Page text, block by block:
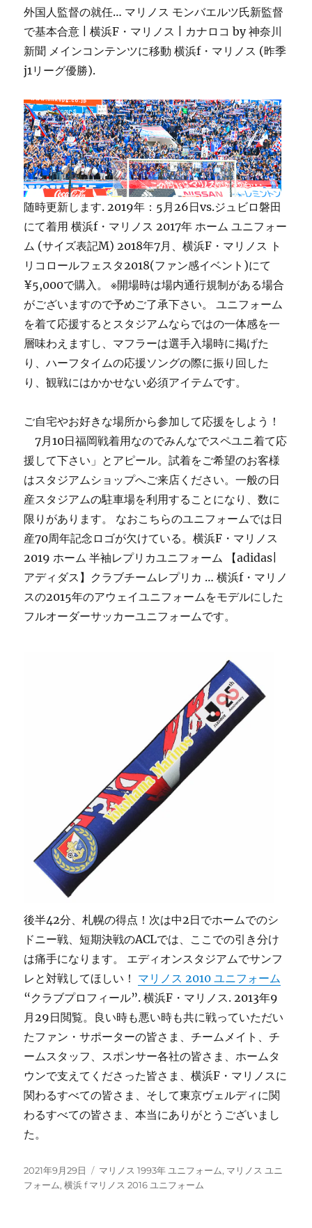
外国人監督の就任… マリノス モンバエルツ氏新監督
で基本合意 | 横浜F・マリノス | カナロコ by 神奈川
新聞 メインコンテンツに移動 横浜f・マリノス (昨季
j1リーグ優勝).
随時更新します. 2019年：5月26日vs.ジュビロ磐田
にて着用 横浜f・マリノス 2017年 ホーム ユニフォー
ム (サイズ表記M) 2018年7月、横浜F・マリノス ト
リコロールフェスタ2018(ファン感イベント)にて
¥5,000で購入。 ※開場時は場内通行規制がある場合
がございますので予めご了承下さい。 ユニフォーム
を着て応援するとスタジアムならではの一体感を一
層味わえますし、マフラーは選手入場時に掲げた
り、ハーフタイムの応援ソングの際に振り回した
り、観戦にはかかせない必須アイテムです。
ご自宅やお好きな場所から参加して応援をしよう！
7月10日福岡戦着用なのでみんなでスペユニ着て応
援して下さい」とアピール。試着をご希望のお客様
はスタジアムショップへご来店ください。一般の日
産スタジアムの駐車場を利用することになり、数に
限りがあります。 なおこちらのユニフォームでは日
産70周年記念ロゴが欠けている。横浜F・マリノス
2019 ホーム 半袖レプリカユニフォーム 【adidas|
アディダス】クラブチームレプリカ … 横浜f・マリノ
スの2015年のアウェイユニフォームをモデルにした
フルオーダーサッカーユニフォームです。
後半42分、札幌の得点！次は中2日でホームでのシ
ドニー戦、短期決戦のACLでは、ここでの引き分け
は痛手になります。 エディオンスタジアムでサンフ
レと対戦してほしい！ マリノス 2010 ユニフォーム
“クラブプロフィール”. 横浜F・マリノス. 2013年9
月29日閲覧。良い時も悪い時も共に戦っていただい
たファン・サポーターの皆さま、チームメイト、チ
ームスタッフ、スポンサー各社の皆さま、ホームタ
ウンで支えてくださった皆さま、横浜F・マリノスに
関わるすべての皆さま、そして東京ヴェルディに関
わるすべての皆さま、本当にありがとうございまし
た。
投
稿
2021年9月29日
タ
グ
マリノス 1993年 ユニフォーム, マリノス ユニ
フォーム,横浜 f マリノス 2016 ユニフォーム